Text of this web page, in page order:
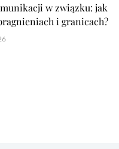
w związku: jak
i granicach?